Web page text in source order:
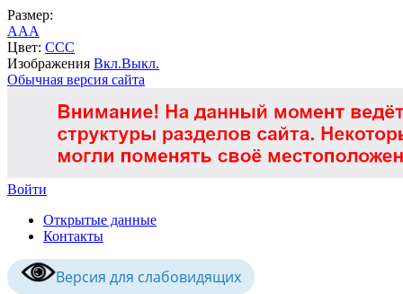
Размер:
AAA
Цвет: CCC
Изображения Вкл.Выкл.
Обычная версия сайта
Войти
Открытые данные
Контакты
Версия для слабовидящих